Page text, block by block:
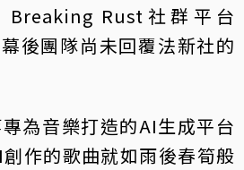
Rust社群平台
後團隊尚未回覆法新社的
為音樂打造的AI生成平台
作的歌曲就如雨後春筍般